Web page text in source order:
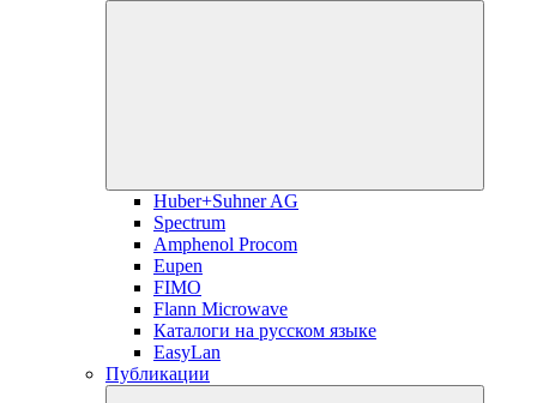
Huber+Suhner AG
Spectrum
Amphenol Procom
Eupen
FIMO
Flann Microwave
Каталоги на русском языке
EasyLan
Публикации